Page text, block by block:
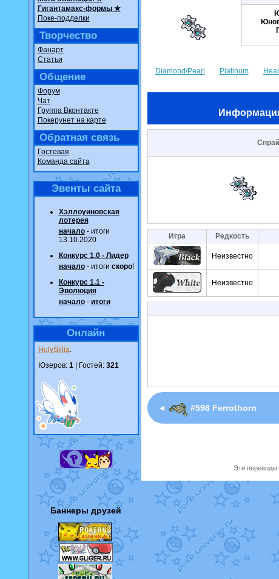
Гигантамакс-формы ★
Поке-подделки
Творчество
Фанарт
Статьи
Общение
Форум
Чат
Группа Вконтакте
Покерунет на карте
Обратная связь
Гостевая
Команда сайта
Эвенты сайта
Хэллоуиновская
лотерея
начало- итоги
13.10.2020
Конкурс 1.0 - Лидер
начало- итоги скоро!
Конкурс 1.1 -
Эволюция
начало- итоги
Онлайн
HolySillia.
Юзеров: 1| Гостей: 321
Баннеры друзей
Diamond/Pearl Platinum
Игра Редкость
Неизвестно
Неизвестно
◄ #598 Ferrothorn
Эти переводы